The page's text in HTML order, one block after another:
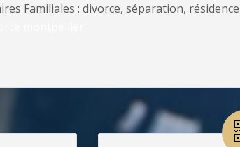
Familiales : divorce, séparation,